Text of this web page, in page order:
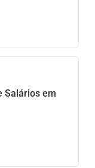
Salários em